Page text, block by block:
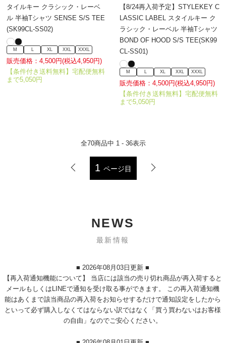
タイルキー クラシック・レーベ
ル 半袖Tシャツ SENSE S/S TEE
(SK99CL-SS02)
M L XL XXL XXXL
販売価格：4,500円(税込4,950円)
【条件付き送料無料】宅配便無料
まで5,050円
【8/24再入荷予定】STYLEKEY C
LASSIC LABEL スタイルキー ク
ラシック・レーベル 半袖Tシャツ
BOND OF HOOD S/S TEE(SK99
CL-SS01)
M L XL XXL XXXL
販売価格：4,500円(税込4,950円)
【条件付き送料無料】宅配便無料
まで5,050円
全70商品中 1 - 36表示
1 ページ目
NEWS
最新情報
■ 2026年08月03日更新 ■
【再入荷通知機能について】 当店には該当の売り切れ商品が再入荷すると
メールもしくはLINEで通知を受け取る事ができます。 この再入荷通知機
能はあくまで該当商品の再入荷をお知らせするだけで通知設定をしたから
といって必ず購入しなくてはならない訳ではなく「買う買わないはお客様
の自由」なのでご安心ください。